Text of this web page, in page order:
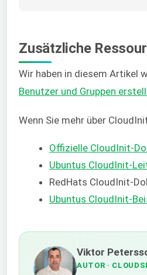
Zusätzliche
Wir haben in diesem Artikel
Benutzer und Gruppen
Wenn Sie mehr über
Offizielle CloudInit-
Ubuntus CloudInit-
RedHats CloudInit-
Ubuntus CloudInit-
Viktor
AUTOR ·